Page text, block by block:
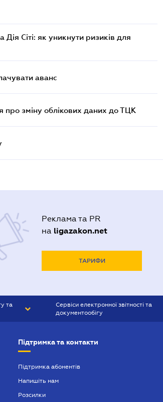
Сіті: як уникнути ризиків для
аванс
про зміну облікових даних до ТЦК
Реклама та PR
на ligazakon.net
ТАРИФИ
та
Сервіси електронної звітності та
документообігу
Підтримка та контакти
Підтримка абонентів
Напишіть нам
Розсилки